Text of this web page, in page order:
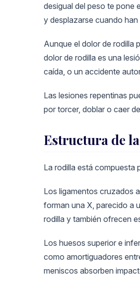
desigual del peso te pone
y desplazarse cuando
Aunque el dolor de rodilla
dolor de rodilla es una
caída, o un accidente
Las lesiones repentinas
por torcer, doblar o caer
Estructura de
La rodilla está compuesta
Los ligamentos cruzados
forman una X, parecido a
rodilla y también ofrecen
Los huesos superior e
como amortiguadores
meniscos absorben